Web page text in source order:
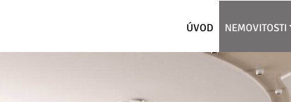
ÚVOD NEMOVITOSTI